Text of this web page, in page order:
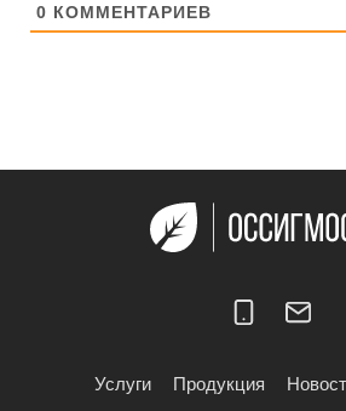
0 КОММЕНТАРИЕВ
Услуги Продукция